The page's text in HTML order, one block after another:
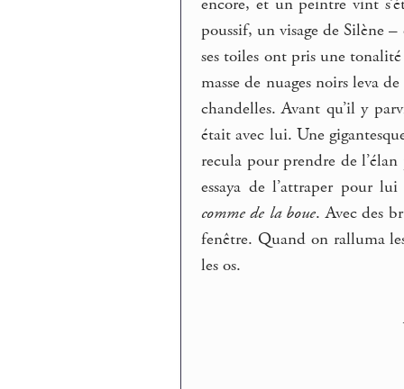
poussif, un visage de Silène
ses toiles ont pris une
masse de nuages noirs leva
chandelles. Avant qu’il y
était avec lui. Une
recula pour prendre de
essaya de l’attraper pour
comme de la boue. Avec des
fenêtre. Quand on ralluma
les os.